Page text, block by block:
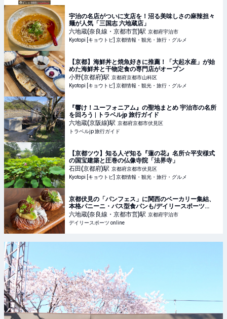
宇治の名店がついに支店を！沼る美味しさの麻辣担々
麺が人気「三国志 六地蔵店」
六地蔵(奈良線・京都市営)駅 京都府宇治市
Kyotopi [キョウトピ] 京都情報・観光・旅行・グルメ
【京都】海鮮丼と焼魚好きに推薦！「大起水産」が始
めた海鮮丼と干物定食の専門店がオープン
小野(京都府)駅 京都府京都市山科区
Kyotopi [キョウトピ] 京都情報・観光・旅行・グルメ
『響け！ユーフォニアム』の聖地まとめ 宇治市の名所
を回ろう | トラベルjp 旅行ガイド
六地蔵(京阪線)駅 京都府京都市伏見区
トラベルjp 旅行ガイド
【京都ツウ】知る人ぞ知る『蓮の花』名所☆平安様式
の国宝建築と圧巻の仏像寺院「法界寺」
石田(京都府)駅 京都府京都市伏見区
Kyotopi [キョウトピ] 京都情報・観光・旅行・グルメ
京都伏見の「パンフェス」に関西のベーカリー集結、
本格パニーニ・バス型食パンも/デイリースポーツ
online
六地蔵(奈良線・京都市営)駅 京都府宇治市
デイリースポーツ online